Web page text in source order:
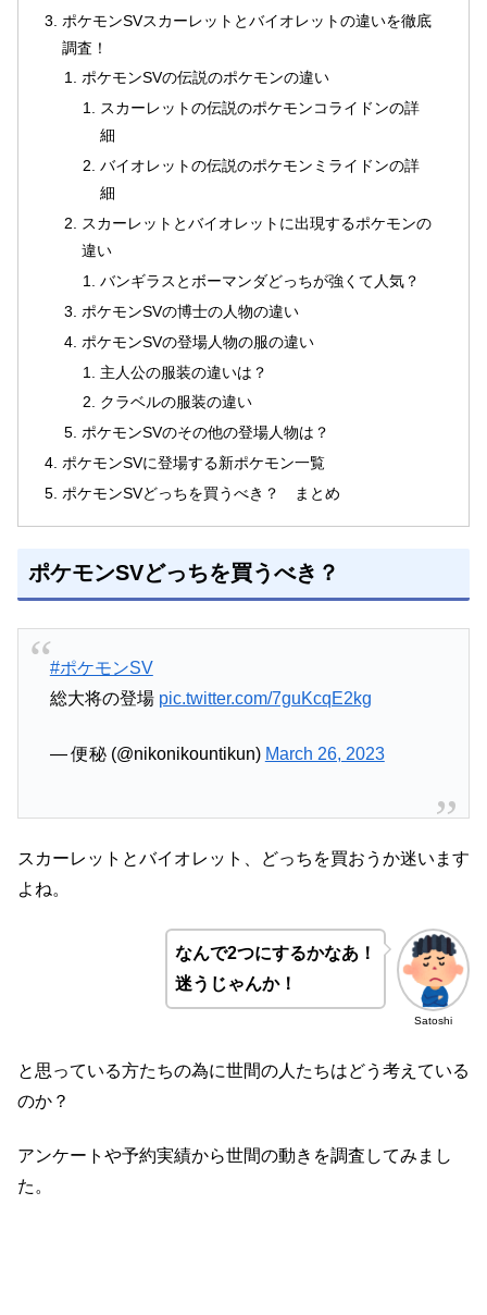
ポケモンSVスカーレットとバイオレットの違いを徹底
調査！
ポケモンSVの伝説のポケモンの違い
スカーレットの伝説のポケモンコライドンの詳
細
バイオレットの伝説のポケモンミライドンの詳
細
スカーレットとバイオレットに出現するポケモンの
違い
バンギラスとボーマンダどっちが強くて人気？
ポケモンSVの博士の人物の違い
ポケモンSVの登場人物の服の違い
主人公の服装の違いは？
クラベルの服装の違い
ポケモンSVのその他の登場人物は？
ポケモンSVに登場する新ポケモン一覧
ポケモンSVどっちを買うべき？ まとめ
ポケモンSVどっちを買うべき？
#ポケモンSV
総大将の登場 pic.twitter.com/7guKcqE2kg
— 便秘 (@nikonikountikun) March 26, 2023
スカーレットとバイオレット、どっちを買おうか迷います
よね。
Satoshi
なんで2つにするかなあ！
迷うじゃんか！
と思っている方たちの為に世間の人たちはどう考えている
のか？
アンケートや予約実績から世間の動きを調査してみまし
た。